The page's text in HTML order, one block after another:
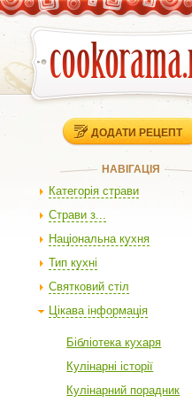
ДОДАТИ РЕЦЕПТ
НАВІГАЦІЯ
Категорія страви
Страви з...
Національна кухня
Тип кухні
Святковий стіл
Цікава інформація
Бібліотека кухаря
Кулінарні історії
Кулінарний порадник